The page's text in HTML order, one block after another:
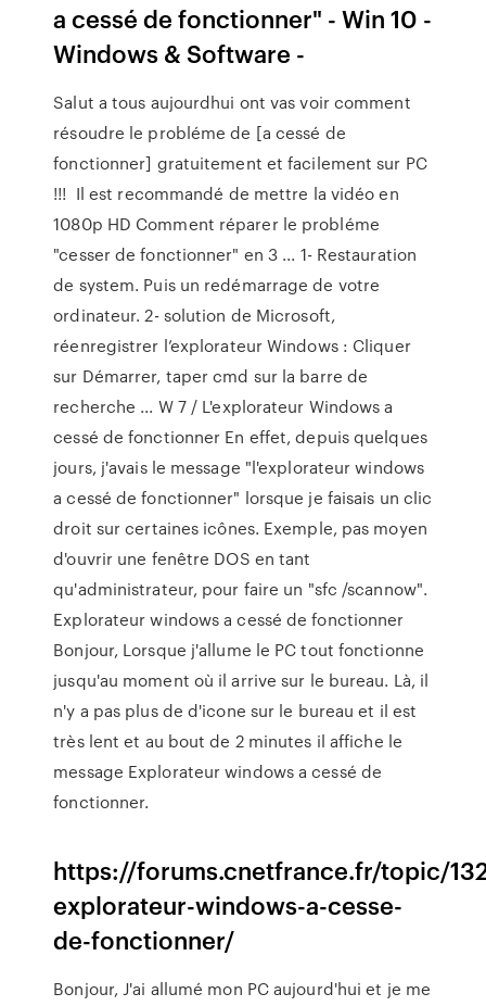
a cessé de fonctionner" - Win 10 -
Windows & Software -
Salut a tous aujourdhui ont vas voir comment
résoudre le probléme de [a cessé de
fonctionner] gratuitement et facilement sur PC
!!! ️ Il est recommandé de mettre la vidéo en
1080p HD Comment réparer le probléme
"cesser de fonctionner" en 3 ... 1- Restauration
de system. Puis un redémarrage de votre
ordinateur. 2- solution de Microsoft,
réenregistrer l’explorateur Windows : Cliquer
sur Démarrer, taper cmd sur la barre de
recherche ... W 7 / L'explorateur Windows a
cessé de fonctionner En effet, depuis quelques
jours, j'avais le message "l'explorateur windows
a cessé de fonctionner" lorsque je faisais un clic
droit sur certaines icônes. Exemple, pas moyen
d'ouvrir une fenêtre DOS en tant
qu'administrateur, pour faire un "sfc /scannow".
Explorateur windows a cessé de fonctionner
Bonjour, Lorsque j'allume le PC tout fonctionne
jusqu'au moment où il arrive sur le bureau. Là, il
n'y a pas plus de d'icone sur le bureau et il est
très lent et au bout de 2 minutes il affiche le
message Explorateur windows a cessé de
fonctionner.
https://forums.cnetfrance.fr/topic/
explorateur-windows-a-cesse-
de-fonctionner/
Bonjour, J'ai allumé mon PC aujourd'hui et je me